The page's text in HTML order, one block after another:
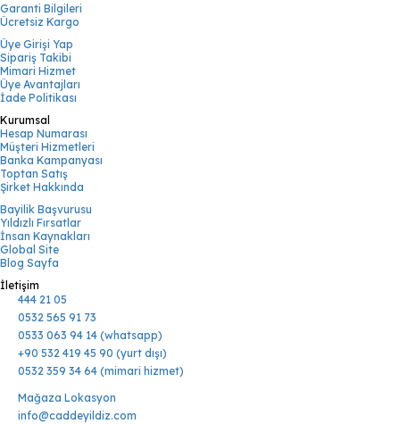
Garanti Bilgileri
Ücretsiz Kargo
Üye Girişi Yap
Sipariş Takibi
Mimari Hizmet
Üye Avantajları
İade Politikası
Kurumsal
Hesap Numarası
Müşteri Hizmetleri
Banka Kampanyası
Toptan Satış
Şirket Hakkında
Bayilik Başvurusu
Yıldızlı Fırsatlar
İnsan Kaynakları
Global Site
Blog Sayfa
İletişim
444 21 05
0532 565 91 73
0533 063 94 14 (whatsapp)
+90 532 419 45 90 (yurt dışı)
0532 359 34 64 (mimari hizmet)
Mağaza Lokasyon
info@caddeyildiz.com